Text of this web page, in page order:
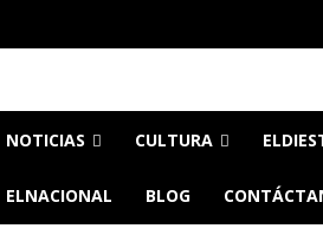
navigation
content
NOTICIAS CULTURA
ELNACIONAL BLOG